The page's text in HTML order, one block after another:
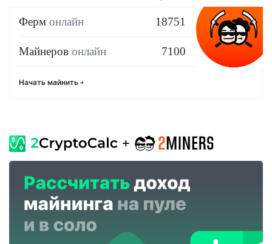
Ферм онлайн 18751
Майнеров онлайн 7100
Начать майнить